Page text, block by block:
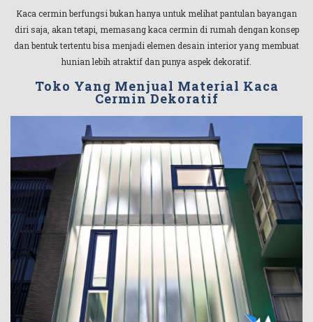
Kaca cermin berfungsi bukan hanya untuk melihat pantulan bayangan
diri saja, akan tetapi, memasang kaca cermin di rumah dengan konsep
dan bentuk tertentu bisa menjadi elemen desain interior yang membuat
hunian lebih atraktif dan punya aspek dekoratif.
Toko Yang Menjual Material Kaca
Cermin Dekoratif